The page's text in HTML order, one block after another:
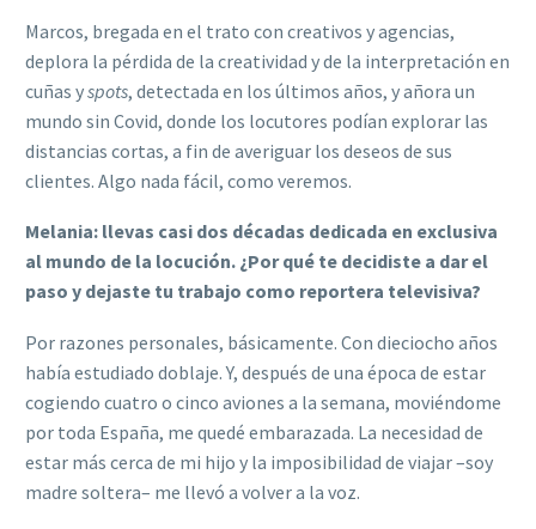
Marcos, bregada en el trato con creativos y agencias,
deplora la pérdida de la creatividad y de la interpretación en
cuñas yspots, detectada en los últimos años, y añora un
mundo sin Covid, donde los locutores podían explorar las
distancias cortas, a fin de averiguar los deseos de sus
clientes. Algo nada fácil, como veremos.
Melania: llevas casi dos décadas dedicada en exclusiva
al mundo de la locución. ¿Por qué te decidiste a dar el
paso y dejaste tu trabajo como reportera televisiva?
Por razones personales, básicamente. Con dieciocho años
había estudiado doblaje. Y, después de una época de estar
cogiendo cuatro o cinco aviones a la semana, moviéndome
por toda España, me quedé embarazada. La necesidad de
estar más cerca de mi hijo y la imposibilidad de viajar –soy
madre soltera– me llevó a volver a la voz.